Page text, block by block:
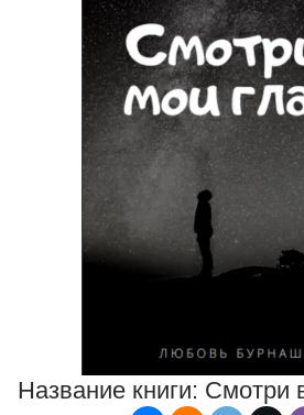
Название книги: Смотри